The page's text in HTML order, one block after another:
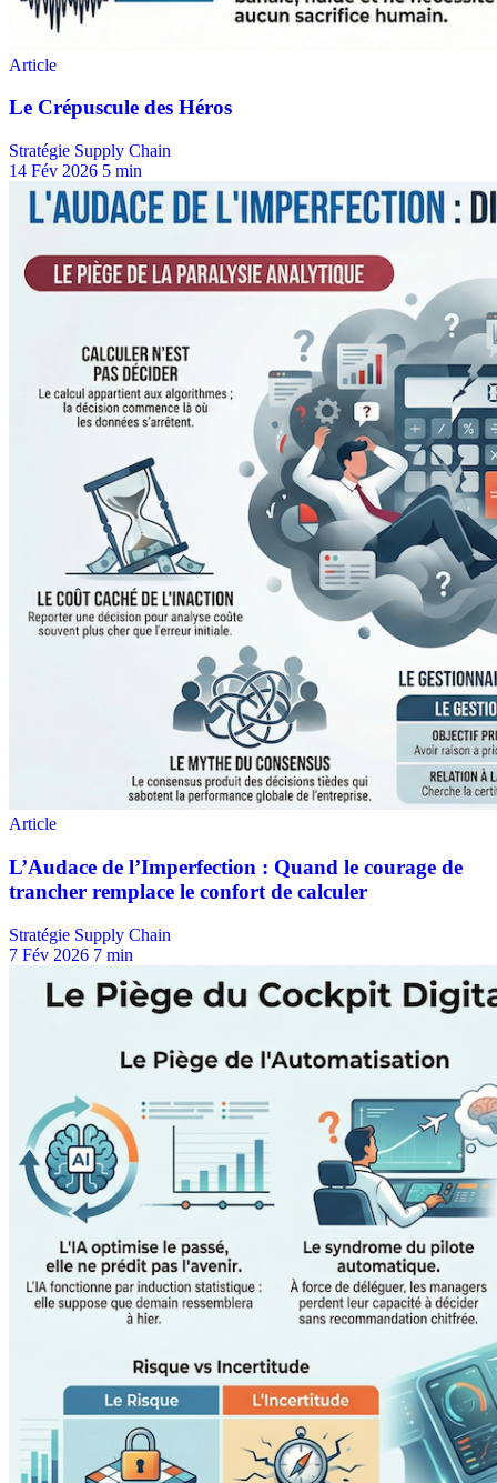
Stratégie Supply Chain
14 Fév 2026 5 min
Stratégie Supply Chain
7 Fév 2026 7 min